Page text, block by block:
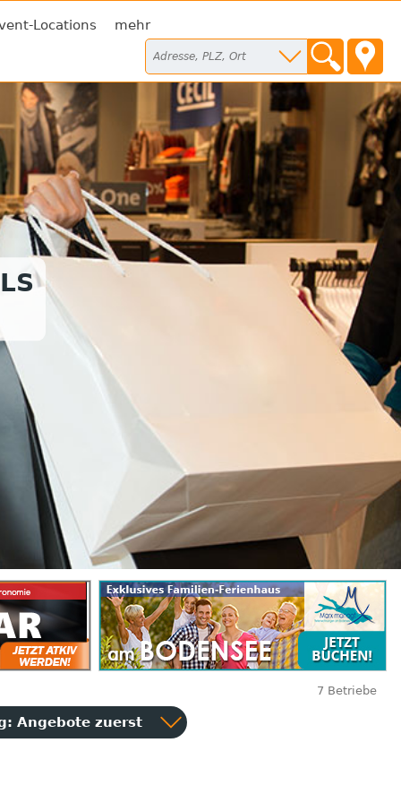
Locations mehr
7 Betriebe
Angebote zuerst